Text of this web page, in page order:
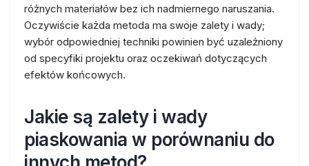
różnych materiałów bez ich nadmiernego naruszania.
Oczywiście każda metoda ma swoje zalety i wady;
wybór odpowiedniej techniki powinien być uzależniony
od specyfiki projektu oraz oczekiwań dotyczących
efektów końcowych.
Jakie są zalety i wady
piaskowania w porównaniu do